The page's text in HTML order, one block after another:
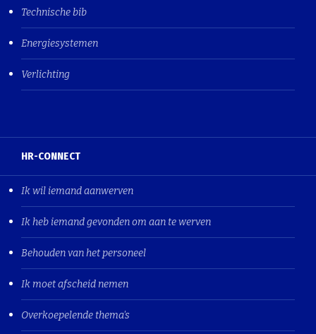
Technische bib
Energiesystemen
Verlichting
HR-CONNECT
Ik wil iemand aanwerven
Ik heb iemand gevonden om aan te werven
Behouden van het personeel
Ik moet afscheid nemen
Overkoepelende thema's